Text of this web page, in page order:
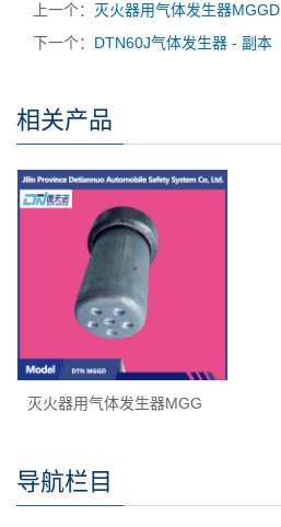
上一个： 灭火器用气体发生器MGGD
下一个： DTN60J气体发生器 - 副本
相关产品
灭火器用气体发生器MGG
导航栏目